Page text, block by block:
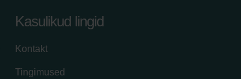
Kasulikud lingid
Kontakt
Tingimused